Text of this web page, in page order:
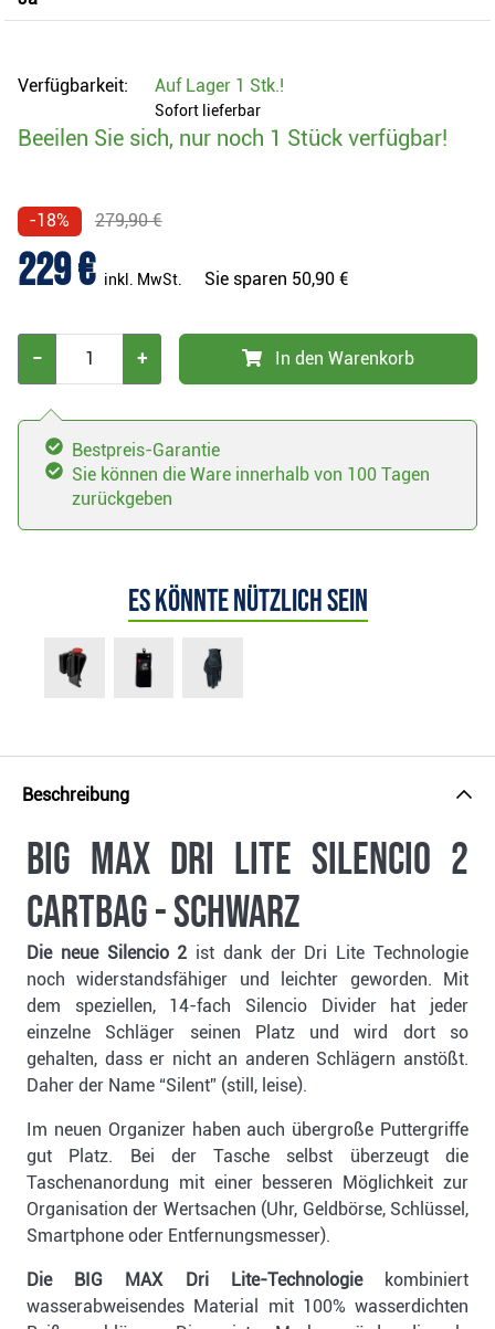
Verfügbarkeit: Auf Lager 1 Stk.!
Sofort lieferbar
Beeilen Sie sich, nur noch 1 Stück verfügbar!
-18% 279,90 €
229 € inkl. MwSt. Sie sparen 50,90 €
− + In den Warenkorb
Bestpreis-Garantie
Sie können die Ware innerhalb von 100 Tagen
zurückgeben
Es könnte nützlich sein
Beschreibung
Big Max Dri Lite Silencio 2
Cartbag - schwarz
Die neue Silencio 2 ist dank der Dri Lite Technologie
noch widerstandsfähiger und leichter geworden. Mit
dem speziellen, 14-fach Silencio Divider hat jeder
einzelne Schläger seinen Platz und wird dort so
gehalten, dass er nicht an anderen Schlägern anstößt.
Daher der Name “Silent” (still, leise).
Im neuen Organizer haben auch übergroße Puttergriffe
gut Platz. Bei der Tasche selbst überzeugt die
Taschenanordung mit einer besseren Möglichkeit zur
Organisation der Wertsachen (Uhr, Geldbörse, Schlüssel,
Smartphone oder Entfernungsmesser).
Die BIG MAX Dri Lite-Technologiekombiniert
wasserabweisendes Material mit 100% wasserdichten